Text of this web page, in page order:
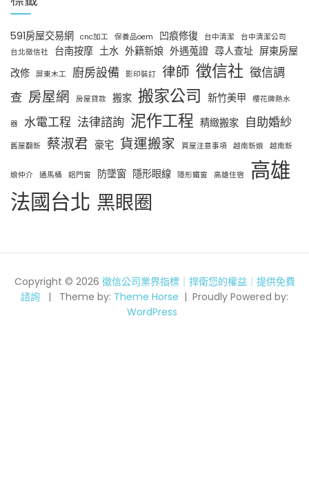
591房屋交易網 cnc加工 保養品oem 凹痕修復 台中清潔
台中清潔公司
台北徵信社
台南按摩 土水 外籍新娘 外遇蒐證 尋人查址 屏東房屋
改修 屏東木工 廚房設備 影印裝訂 律師 徵信社 徵信調
查 房屋網 房屋貸款 搬家 搬家公司 新竹美甲 櫻花牌熱水
器 水電工程 法律諮詢 泥作工程 精緻搬家 自助婚紗
舊屋翻新 蔡淑君 豪宅 貨運搬家 買屋注意事項 越南新娘 越南新
娘仲介 通馬桶 鋁門窗 防墜窗 隱形眼線 隱形鐵窗 高雄住宿
高雄
法國台北 黑眼圈
Copyright © 2026 徵信公司業界指標｜捍衛您的權益｜提供免費
諮詢
Theme by: Theme Horse
Proudly Powered by:
WordPress